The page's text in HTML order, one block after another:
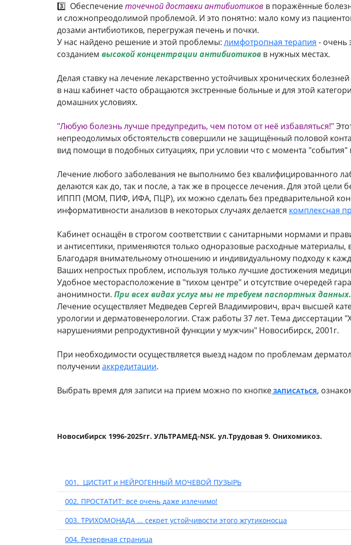
3️⃣ Обеспечениеточечной доставки антибиотиков в поражённые
и сложнопреодолимой проблемой. И это понятно: мало кому из
дозами антибиотиков, перегружая печень и почки.
У нас найдено решение и этой проблемы: лимфотропная терапия - очень
созданием высокой концентрации антибиотиков в нужных местах.
Делая ставку на лечение лекарственно устойчивых хронических
в наш кабинет часто обращаются экстренные больные и для этой
домашних условиях.
"Любую болезнь лучше предупредить, чем потом от неё избавляться!"
непреодолимых обстоятельств совершили не защищённый половой
вид помощи в подобных ситуациях, при условии что с момента
Лечение любого заболевания не выполнимо без квалифицированного
делаются как до, так и после, а так же в процессе лечения. Для этой
ИППП (МОМ, ПИФ, ИФА, ПЦР), их можно сделать без предварительной
информативности анализов в некоторых случаях делается комплексная
Кабинет оснащён в строгом соответствии с санитарными нормами и
и антисептики, применяются только одноразовые расходные
Благодаря внимательному отношению и индивидуальному подходу к
Ваших непростых проблем, используя только лучшие достижения
Удобное месторасположение в "тихом центре" и отсутствие очередей
анонимности. При всех видах услуг мы не требуем паспортных данных.
Лечение осуществляет Медведев Сергей Владимирович, врач высшей
урологии и дерматовенерологии. Стаж работы 37 лет. Тема
нарушениями репродуктивной функции у мужчин" Новосибирск, 2001г.
При необходимости осуществляется выезд надом по проблемам
получении аккредитации.
Выбрать время для записи на прием можно по кнопкеЗАПИСАТЬСЯ,
Новосибирск 1996-2025гг. УЛЬТРАМЕД-NSК. ул.Трудовая 9. Онихомикоз.
001. ЦИСТИТ и НЕЙРОГЕННЫЙ МОЧЕВОЙ ПУЗЫРЬ
002. ПРОСТАТИТ: всё очень даже излечимо!
003. ТРИХОМОНАДА ... секрет устойчивости этого жгутиконосца
004. Резервная страница